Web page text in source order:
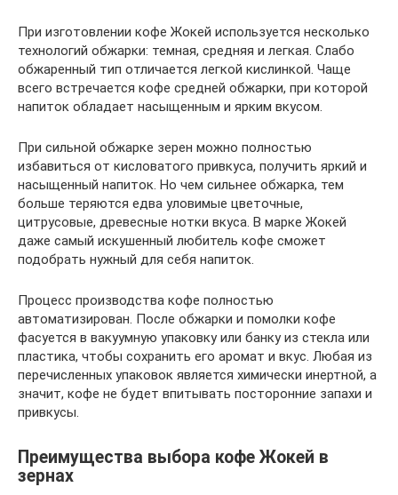
При изготовлении кофе Жокей используется несколько
технологий обжарки: темная, средняя и легкая. Слабо
обжаренный тип отличается легкой кислинкой. Чаще
всего встречается кофе средней обжарки, при которой
напиток обладает насыщенным и ярким вкусом.
При сильной обжарке зерен можно полностью
избавиться от кисловатого привкуса, получить яркий и
насыщенный напиток. Но чем сильнее обжарка, тем
больше теряются едва уловимые цветочные,
цитрусовые, древесные нотки вкуса. В марке Жокей
даже самый искушенный любитель кофе сможет
подобрать нужный для себя напиток.
Процесс производства кофе полностью
автоматизирован. После обжарки и помолки кофе
фасуется в вакуумную упаковку или банку из стекла или
пластика, чтобы сохранить его аромат и вкус. Любая из
перечисленных упаковок является химически инертной, а
значит, кофе не будет впитывать посторонние запахи и
привкусы.
Преимущества выбора кофе Жокей в
зернах